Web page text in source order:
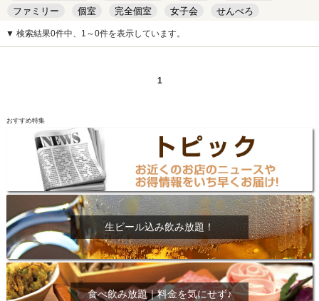
ファミリー
個室 完全個室 女子会
せんべろ
キッズルーム
安い デート
▼ 検索結果0件中、1～0件を表示しています。
1
おすすめ特集
生ビール込み飲み放題！
食べ飲み放題｜料金を気にせず♪